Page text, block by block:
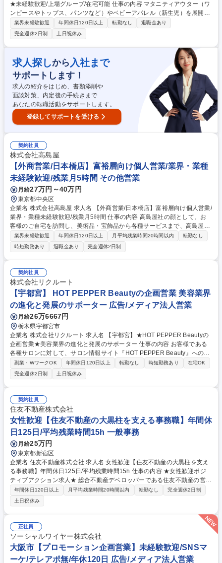
★未経験歓迎/上場グループ/在宅可能 仕事の内容 マタニティアウター（ワ
ンピースやトップス、パンツなど）やベビーアパレル（新生児）を展開す
る老舗ブランド『エンジェリーベ』の商品企画・開発、MD業務をお任せ
いたします。 当社は少数精鋭のため、裁量権が大きく、ご自身で考えて提
案・実行できる環境がありますので、商品企画としてキャリアアップした
い人はぜひご応募ください。【職務詳細】■市場調査・マーケティング■オ
リジナル商品の企画＆生産（原価・ロット・リードタイムなどの交渉）■
バイイング商品の選定■販売計画＆売上分析■撮影立ち合い（画像セレクト
まで） 募集職種 【アパレル商品企画(マタニティウェア)】★未経験歓迎/
上場グループ/在宅可能
業界未経験歓迎 年間休日120日以上 転勤なし
退職金あり
完全週休2日制
土日祝休み
求人探しから 入社まで
サポートします！
求人の紹介をはじめ、書類添削や
面談対策、内定後の手続きまで
あなたの転職活動をサポートします。
登録してサポートを受ける
契約社員
株式会社高島屋
【外商営業/日本橋店】富裕層向け個人営業/業界・業種
未経験歓迎/残業月5時間 その他営業
月給27万円～40万円
東京都中央区
企業名 株式会社高島屋 求人名 【外商営業/日本橋店】富裕層向け個人営業/
業界・業種未経験歓迎/残業月5時間 仕事の内容 高島屋社の顔として、お
客様のご自宅を訪問し、美術品・宝飾品から各種サービスまで、高島屋社
が取り扱うあらゆる商品・サービスをお客様のご要望に応じて柔軟にコン
サルティング提案するお仕事です。 【具体的には】 ■既に信頼関係のある
お客様(富裕層を中心とした個人顧客)のご自宅を定期的に訪問し、ライフ
スタイルやニーズのヒアリングを行います。 ■お伺いしたご要望に基づ
き、美術品・高級時計・国内外のファッション、さらには資産計画に至る
まで、高島屋のすべてのリソースを駆使した最適なご提案を企画・実行し
ます。 ■多様な経験をされた方と接することで自己成長にも繋がるお仕事
です。 募集職種 【外商営業/日本橋店】富裕層向け個人営業/業界・業種未
経験歓迎/残業月5時間
業界未経験歓迎 年間休日120日以上 月平均残業時間20時間以内
転勤なし
時短勤務あり
退職金あり 完全週休2日制
契約社員
株式会社リクルート
【宇都宮】 HOT PEPPER Beautyの企画営業 美容業界
の進化と発展のサポーター 広告/メディア法人営業
月給26万6667円
栃木県宇都宮市
企業名 株式会社リクルート 求人名 【宇都宮】★HOT PEPPER Beautyの
企画営業★美容業界の進化と発展のサポーター 仕事の内容 お客様である
各種サロンに対して、サロン情報サイト『HOT PEPPER Beauty』への掲
載などを通して、業界や担当地域のトレンドを把握し、クライアントの課
題に対して具体的な解決策を提案していただきます。 各種美容系サロンク
ライアントへ新規・既存営業をお任せします。ただサービスを売るのでは
なく、店舗集客UPの課題解決提案を行います。より効果のある記事提案/
キャンペーンや特別メニューの提案/店舗ブランディング企画提案等にも挑
戦できます。【例えば…】担当エリア内のヘア/ネイル/エステサロン・ジ
ム・ヨガ等に対し、『HOT PEPPER Beauty』を用いた集客支援と、『SA
LON BOARD』を用いた業務支援を実施します。 募集職種 【宇都宮】★H
OT PEPPER Beautyの企画営業★美容業界の進化と発展のサポーター
副業・WワークOK 年間休日120日以上 転勤なし 時短勤務あり
在宅OK
完全週休2日制
土日祝休み
契約社員
住友不動産株式会社
女性歓迎【住友不動産の大黒柱を支える事務職】年間休
日125日/平均残業時間15h 一般事務
月給25万円
東京都新宿区
企業名 住友不動産株式会社 求人名 女性歓迎【住友不動産の大黒柱を支え
る事務職】年間休日125日/平均残業時間15h 仕事の内容 ★女性歓迎ポジ
ティブアクション求人★ 総合不動産デベロッパーである住友不動産の営業
利益の7割を占め、大黒柱ともいえる「ビル事業本部」を支える事務職を
募集いたします。 【詳細】以下の業務の中から適性に応じてポジションを
ご提案します ■ラ・トゥールをはじめとした賃貸事業における事務（契
約、社内申請、請求書処理など） ■テナント工事の事務（請負工事の事
務、支払請求書の処理など） ■ビル企画管理における事務（駐車場契約な
ど） 募集職種 女性歓迎【住友不動産の大黒柱を支える事務職】年間休日1
25日/平均残業時間15h
年間休日120日以上 月平均残業時間20時間以内 転勤なし
完全週休2日制
土日祝休み
正社員
ソーシャルワイヤー株式会社
大阪市【プロモーション企画営業】未経験歓迎/SNSマ
ーケ/テレアポ無/年休120日 広告/メディア法人営業